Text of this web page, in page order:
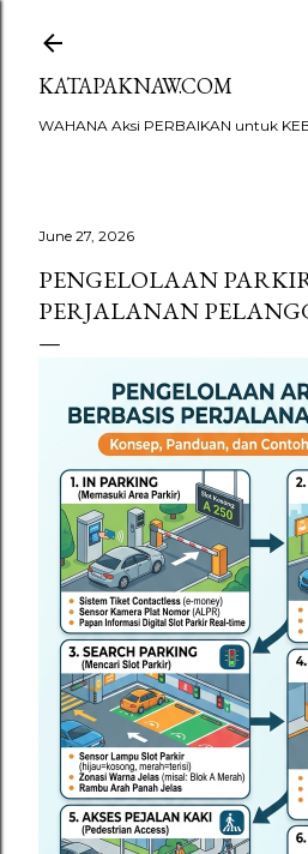
KATAPAKNAW.COM
WAHANA Aksi PERBAIKAN untuk
June 27, 2026
PENGELOLAAN
PERJALANAN